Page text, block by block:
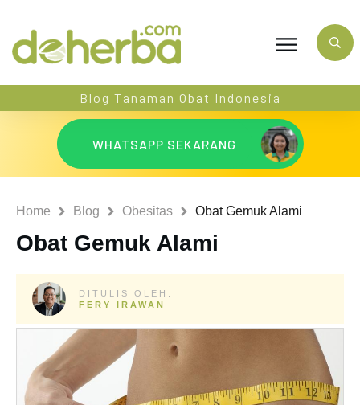
Blog Tanaman Obat Indonesia
WHATSAPP SEKARANG
Home Blog Obesitas Obat Gemuk Alami
Obat Gemuk Alami
DITULIS OLEH:
FERY IRAWAN